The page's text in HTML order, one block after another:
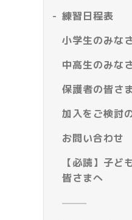
練習日程表
小学生のみな
中高生のみな
保護者の皆さ
加入をご検討
お問い合わせ
【必読】子ど
皆さまへ